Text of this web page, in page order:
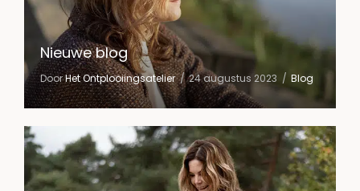
Nieuwe blog
DoorHet Ontplooiingsatelier 24 augustus 2023 Blog